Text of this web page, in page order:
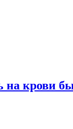
на крови